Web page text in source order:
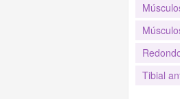
Tibial